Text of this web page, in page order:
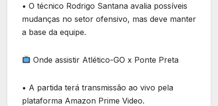
• O técnico Rodrigo Santana avalia possíveis
mudanças no setor ofensivo, mas deve manter
a base da equipe.
Onde assistir Atlético-GO x Ponte Preta
• A partida terá transmissão ao vivo pela
plataforma Amazon Prime Video.